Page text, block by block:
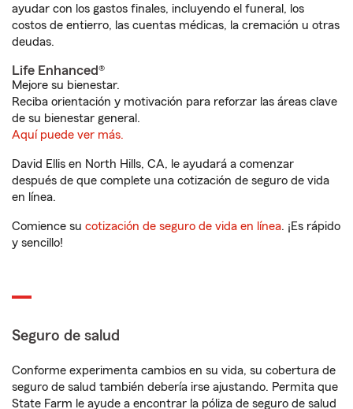
ayudar con los gastos finales, incluyendo el funeral, los
costos de entierro, las cuentas médicas, la cremación u otras
deudas.
Life Enhanced®
Mejore su bienestar.
Reciba orientación y motivación para reforzar las áreas clave
de su bienestar general.
Aquí puede ver más.
David Ellis en North Hills, CA, le ayudará a comenzar
después de que complete una cotización de seguro de vida
en línea.
Comience su cotización de seguro de vida en línea. ¡Es rápido
y sencillo!
Seguro de salud
Conforme experimenta cambios en su vida, su cobertura de
seguro de salud también debería irse ajustando. Permita que
State Farm le ayude a encontrar la póliza de seguro de salud